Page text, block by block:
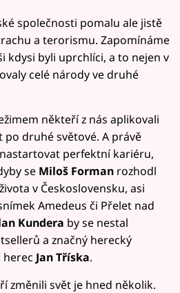
společnosti pomalu ale jistě
a terorismu. Zapomínáme
kdysi byli uprchlíci, a to nejen v
celé národy ve druhé
někteří z nás aplikovali
druhé světové. A právě
perfektní kariéru,
se Miloš Forman rozhodl
v Československu, asi
Amedeus či Přelet nad
Kundera by se nestal
a značný herecký
herec Jan Tříska.
změnili svět je hned několik.